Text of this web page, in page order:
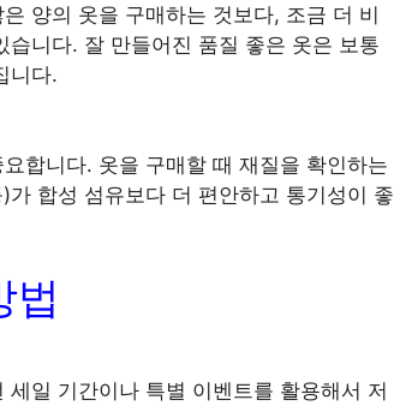
양의 옷을 구매하는 것보다, 조금 더 비
니다. 잘 만들어진 품질 좋은 옷은 보통
니다.
합니다. 옷을 구매할 때 재질을 확인하는
합성 섬유보다 더 편안하고 통기성이 좋
법
일 기간이나 특별 이벤트를 활용해서 저